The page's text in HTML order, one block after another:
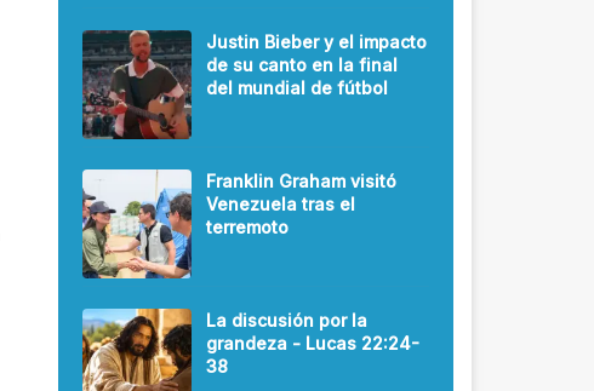
Justin Bieber y el impacto
de su canto en la final
del mundial de fútbol
Franklin Graham visitó
Venezuela tras el
terremoto
La discusión por la
grandeza - Lucas 22:24-
38